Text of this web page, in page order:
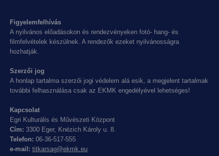
Figyelemfelhívás
A nyilvános előadásokon és rendezvényeken fotó- hang- és
filmfelvételek készülnek. A rendezők ezeket nyilvánosságra
hozhatják.
Szerzői jog
A honlap tartalma szerzői jogi védelem alá esik, a megjelent tartalmak
további felhasználása csak az EKMK engedélyével lehetséges!
Kapcsolat
Egri Kulturális és Művészeti Központ
Cím: 3300 Eger, Knézich Károly u. 8.
Telefon: 06-36-517-555
e-mail: titkarsag@ekmk.eu